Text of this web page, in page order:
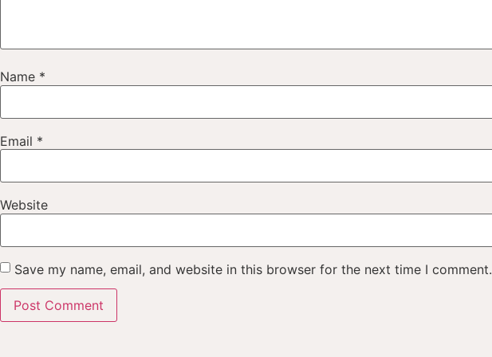
Name *
Email *
Website
Save my name, email, and website in this browser for the next time I comment.